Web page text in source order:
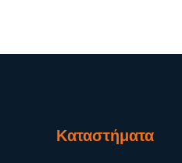
Καταστήματα